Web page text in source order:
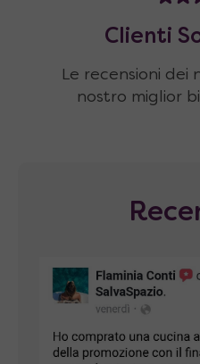
Clienti
Le recensioni dei
nostro miglior